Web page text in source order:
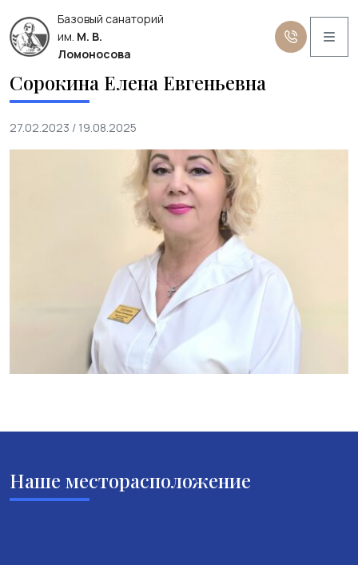
Базовый санаторий
им. М. В.
Ломоносова
Сорокина Елена Евгеньевна
27.02.2023 / 19.08.2025
Наше месторасположение